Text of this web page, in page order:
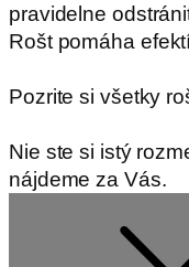
pravidelne
Rošt pomáha
Pozrite si všetky
Nie ste si istý
nájdeme za Vás.